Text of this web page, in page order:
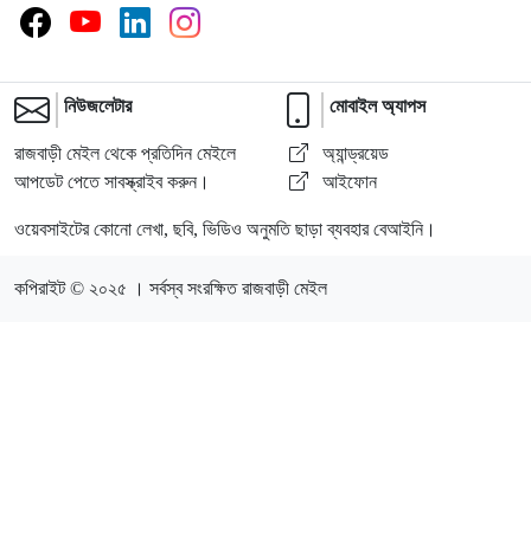
নিউজলেটার
রাজবাড়ী মেইল থেকে প্রতিদিন মেইলে
আপডেট পেতে সাবস্ক্রাইব করুন।
মোবাইল অ্যাপস
অ্যান্ড্রয়েড
আইফোন
ওয়েবসাইটের কোনো লেখা, ছবি, ভিডিও অনুমতি ছাড়া ব্যবহার বেআইনি।
কপিরাইট © ২০২৫ । সর্বস্ব সংরক্ষিত রাজবাড়ী মেইল